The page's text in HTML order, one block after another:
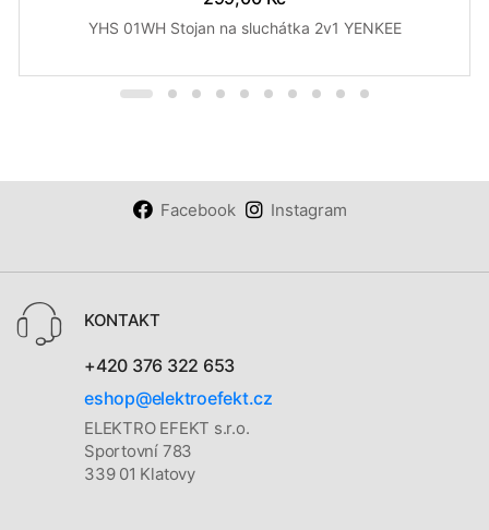
YHS 01WH Stojan na sluchátka 2v1 YENKEE
Facebook Instagram
KONTAKT
+420 376 322 653
eshop@elektroefekt.cz
ELEKTRO EFEKT s.r.o.
Sportovní 783
339 01 Klatovy